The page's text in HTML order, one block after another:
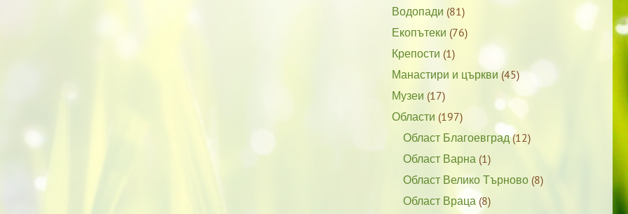
Водопади (81)
Екопътеки (76)
Крепости (1)
Манастири и църкви (45)
Музеи (17)
Области (197)
Област Благоевград(12)
Област Варна (1)
Област Велико Търново (8)
Област Враца (8)